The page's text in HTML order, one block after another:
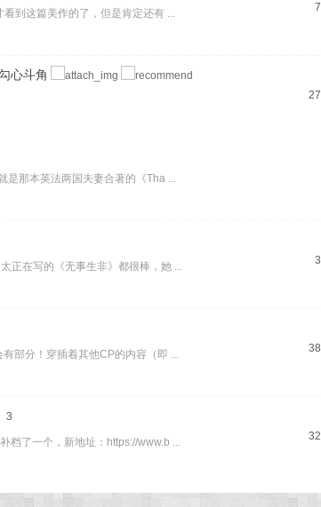
到这篇美作的了，但是肯定还有 ...
7
心斗角
是那本英法两国夫妻合著的《Tha ...
27
正在写的《无事生非》都很棒，她 ...
3
部分！穿插着其他CP的内容（即 ... 38
档了一个，新地址：https://www.b ...
3
32